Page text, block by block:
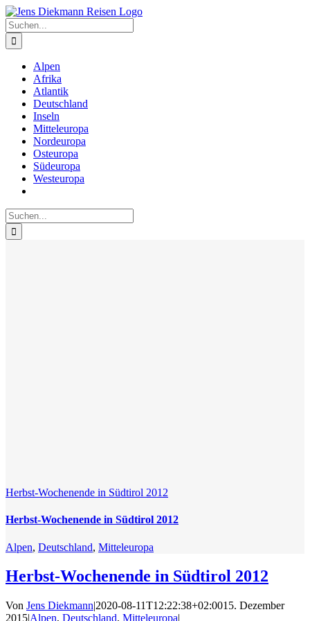
Zum
Inhalt
springen
Suche
nach:
Alpen
Afrika
Atlantik
Deutschland
Inseln
Mitteleuropa
Nordeuropa
Osteuropa
Südeuropa
Westeuropa
Suche
nach:
Herbst-Wochenende in Südtirol 2012
Herbst-Wochenende in Südtirol 2012
Alpen, Deutschland, Mitteleuropa
Herbst-Wochenende in Südtirol 2012
Von Jens Diekmann|2020-08-11T12:22:38+02:0015. Dezember
2015|Alpen, Deutschland, Mitteleuropa|